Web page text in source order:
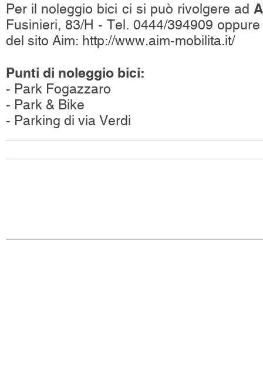
Per il noleggio bici ci si può rivolgere ad
Fusinieri, 83/H - Tel. 0444/394909
del sito Aim: http://www.aim-mobilita.it/
Punti di noleggio bici:
- Park Fogazzaro
- Park & Bike
- Parking di via Verdi